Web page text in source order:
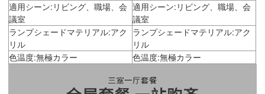
適用シーン:リビング、職場、会
議室
適用シーン:リビング、職場、会
議室
ランプシェードマテリアル:アク
リル
ランプシェードマテリアル:アク
リル
色温度:無極カラー
色温度:無極カラー